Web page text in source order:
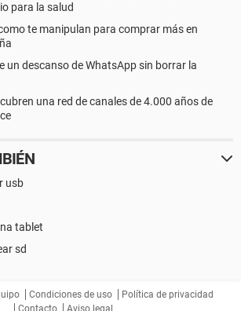
para la salud
te manipulan para comprar más en
un descanso de WhatsApp sin borrar la
una red de canales de 4.000 años de
usb
tablet
sd
Condiciones de uso
Política de privacidad
Contacto
Aviso legal